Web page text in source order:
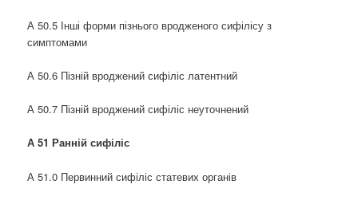
А 50.5 Інші форми пізнього вродженого сифілісу з
симптомами
А 50.6 Пізній вроджений сифіліс латентний
А 50.7 Пізній вроджений сифіліс неуточнений
А 51 Ранній сифіліс
А 51.0 Первинний сифіліс статевих органів